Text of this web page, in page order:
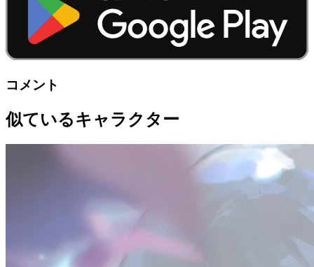
コメント
似ているキャラクター